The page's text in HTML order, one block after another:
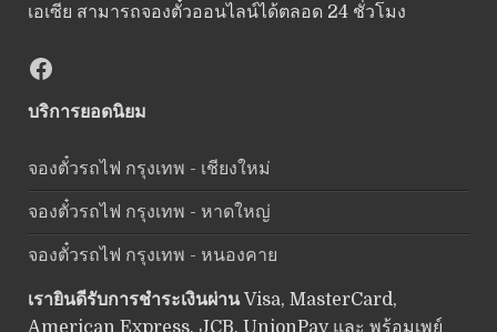
เอเซีย สามารถจองตั๋วออนไลน์ได้ตลอด 24 ชั่วโมง
Facebook
บริการยอดนิยม
จองตั๋วรถไฟ กรุงเทพ - เชียงใหม่
จองตั๋วรถไฟ กรุงเทพ - หาดใหญ่
จองตั๋วรถไฟ กรุงเทพ - หนองคาย
เรายินดีรับการชำระเงินผ่านVisa, MasterCard,
American Express, JCB, UnionPay และ พร้อมเพย์